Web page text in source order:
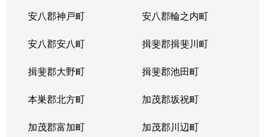
安八郡神戸町 安八郡輪之内町
安八郡安八町 揖斐郡揖斐川町
揖斐郡大野町 揖斐郡池田町
本巣郡北方町 加茂郡坂祝町
加茂郡富加町 加茂郡川辺町